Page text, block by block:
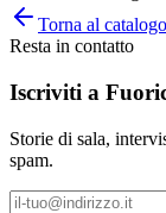
Torna al catalogo
Resta in contatto
Iscriviti a
Storie di sala,
spam.